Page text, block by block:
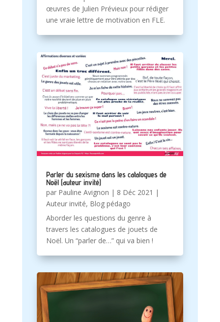
œuvres de Julien Prévieux pour rédiger
une vraie lettre de motivation en FLE.
Parler du sexisme dans les catalogues de
Noël (auteur invité)
par Pauline Avignon | 8 Déc 2021 |
Auteur invité, Blog pédago
Aborder les questions du genre à
travers les catalogues de jouets de
Noël. Un “parler de…” qui va bien !